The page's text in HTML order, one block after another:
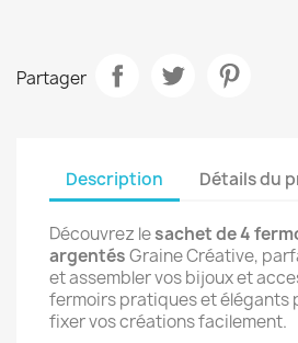
Partager
Description Détails du
Découvrez lesachet de 4
argentésGraine Créative,
et assembler vos bijoux et
fermoirs pratiques et élégants
fixer vos créations facilement.